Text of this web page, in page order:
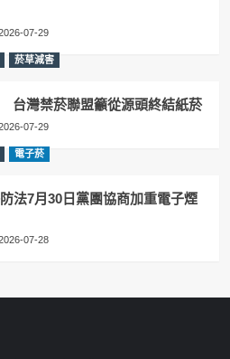
07-29
菸草減害
台灣禁菸聯盟籲從源頭終結紙菸
07-29
電子菸
法7月30日黨團協商加重電子煙
07-28